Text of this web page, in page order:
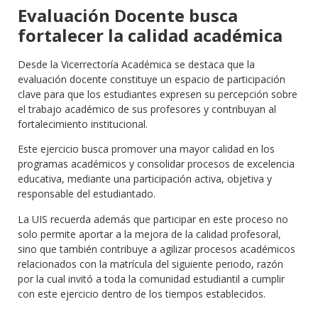
Evaluación Docente busca
fortalecer la calidad académica
Desde la Vicerrectoría Académica se destaca que la
evaluación docente constituye un espacio de participación
clave para que los estudiantes expresen su percepción sobre
el trabajo académico de sus profesores y contribuyan al
fortalecimiento institucional.
Este ejercicio busca promover una mayor calidad en los
programas académicos y consolidar procesos de excelencia
educativa, mediante una participación activa, objetiva y
responsable del estudiantado.
La UIS recuerda además que participar en este proceso no
solo permite aportar a la mejora de la calidad profesoral,
sino que también contribuye a agilizar procesos académicos
relacionados con la matrícula del siguiente periodo, razón
por la cual invitó a toda la comunidad estudiantil a cumplir
con este ejercicio dentro de los tiempos establecidos.